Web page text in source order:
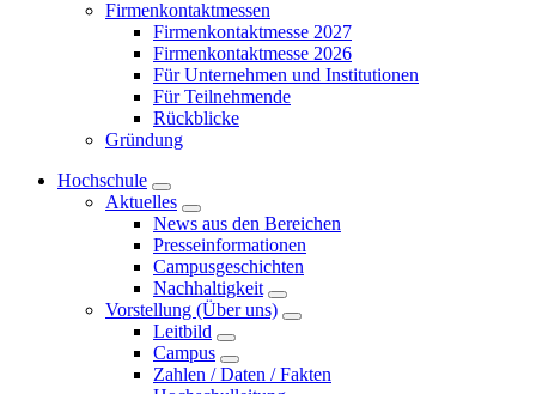
Firmenkontaktmessen
Firmenkontaktmesse 2027
Firmenkontaktmesse 2026
Für Unternehmen und Institutionen
Für Teilnehmende
Rückblicke
Gründung
Hochschule
Aktuelles
News aus den Bereichen
Presseinformationen
Campusgeschichten
Nachhaltigkeit
Vorstellung (Über uns)
Leitbild
Campus
Zahlen / Daten / Fakten